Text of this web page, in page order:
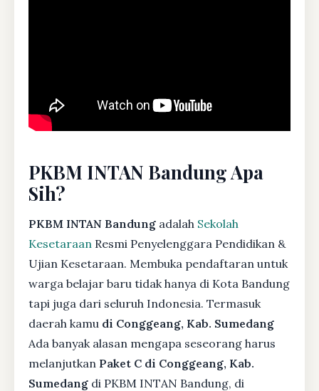
PKBM INTAN Bandung Apa
Sih?
PKBM INTAN Bandung adalah Sekolah
Kesetaraan Resmi Penyelenggara Pendidikan &
Ujian Kesetaraan. Membuka pendaftaran untuk
warga belajar baru tidak hanya di Kota Bandung
tapi juga dari seluruh Indonesia. Termasuk
daerah kamu di Conggeang, Kab. Sumedang
Ada banyak alasan mengapa seseorang harus
melanjutkan Paket C di Conggeang, Kab.
Sumedang di PKBM INTAN Bandung, di